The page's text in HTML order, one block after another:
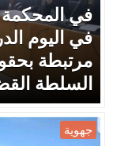
في المحكمة
في اليوم
مرتبطة
السلطة
جهوية